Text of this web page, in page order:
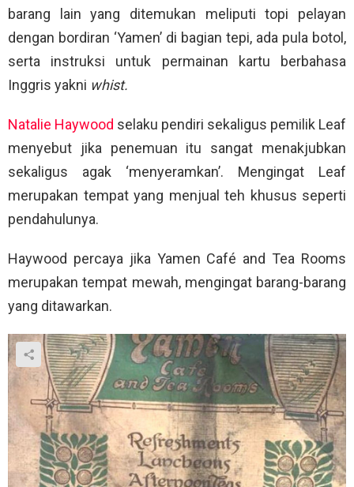
barang lain yang ditemukan meliputi topi pelayan
dengan bordiran ‘Yamen’ di bagian tepi, ada pula botol,
serta instruksi untuk permainan kartu berbahasa
Inggris yakni whist.
Natalie Haywood selaku pendiri sekaligus pemilik Leaf
menyebut jika penemuan itu sangat menakjubkan
sekaligus agak ‘menyeramkan’. Mengingat Leaf
merupakan tempat yang menjual teh khusus seperti
pendahulunya.
Haywood percaya jika Yamen Café and Tea Rooms
merupakan tempat mewah, mengingat barang-barang
yang ditawarkan.